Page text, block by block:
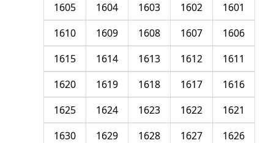
1601
1602
1603
1604
1605
1606
1607
1608
1609
1610
1611
1612
1613
1614
1615
1616
1617
1618
1619
1620
1621
1622
1623
1624
1625
1626
1627
1628
1629
1630